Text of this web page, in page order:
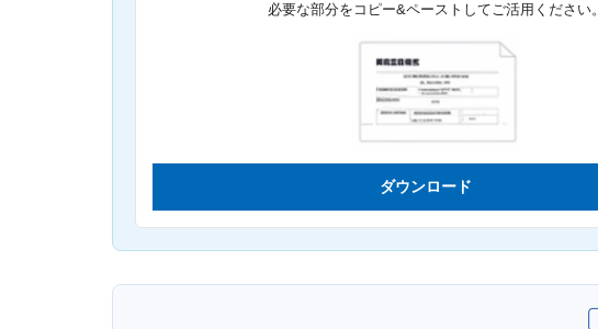
必要な部分をコピー&ペーストしてご活用ください。
ダウンロード